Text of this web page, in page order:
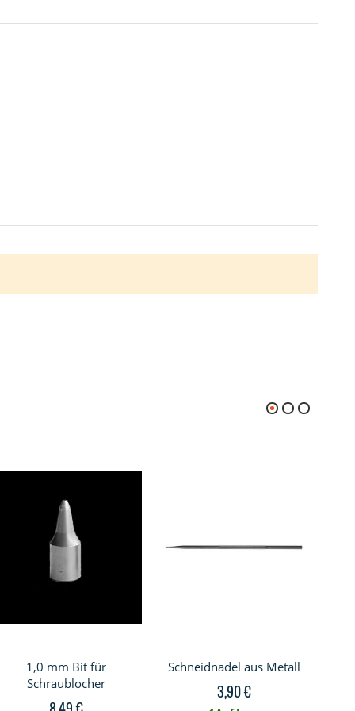
1,0 mm Bit für
Schraublocher
Schneidnadel aus Metall
3,90 €